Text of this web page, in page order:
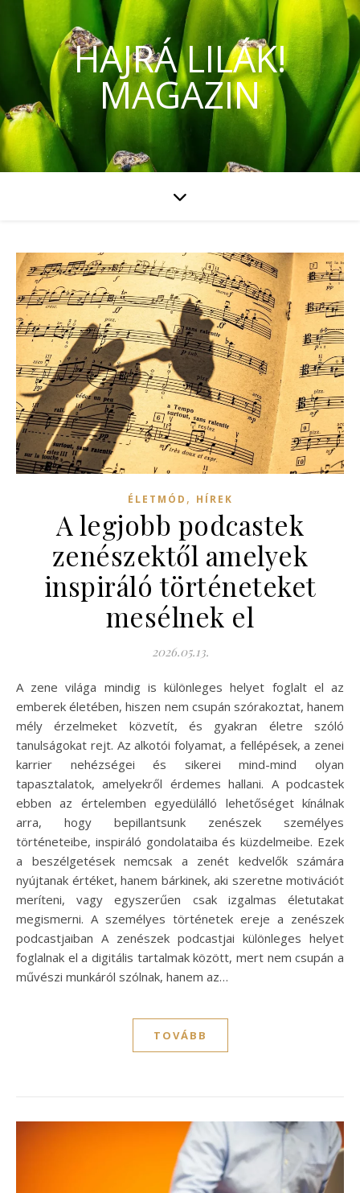
HAJRÁ LILÁK!
MAGAZIN
ÉLETMÓD , HÍREK
A legjobb podcastek
zenészektől amelyek
inspiráló történeteket
mesélnek el
2026.05.13.
A zene világa mindig is különleges helyet foglalt el az
emberek életében, hiszen nem csupán szórakoztat, hanem
mély érzelmeket közvetít, és gyakran életre szóló
tanulságokat rejt. Az alkotói folyamat, a fellépések, a zenei
karrier nehézségei és sikerei mind-mind olyan
tapasztalatok, amelyekről érdemes hallani. A podcastek
ebben az értelemben egyedülálló lehetőséget kínálnak
arra, hogy bepillantsunk zenészek személyes
történeteibe, inspiráló gondolataiba és küzdelmeibe. Ezek
a beszélgetések nemcsak a zenét kedvelők számára
nyújtanak értéket, hanem bárkinek, aki szeretne motivációt
meríteni, vagy egyszerűen csak izgalmas életutakat
megismerni. A személyes történetek ereje a zenészek
podcastjaiban A zenészek podcastjai különleges helyet
foglalnak el a digitális tartalmak között, mert nem csupán a
művészi munkáról szólnak, hanem az…
TOVÁBB